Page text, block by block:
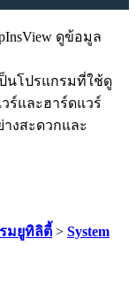
ป็นโปรแกรมที่ใช้ดู
ร์และฮาร์ดแวร์
างสะดวกและ
มยูทิลิตี้ > System